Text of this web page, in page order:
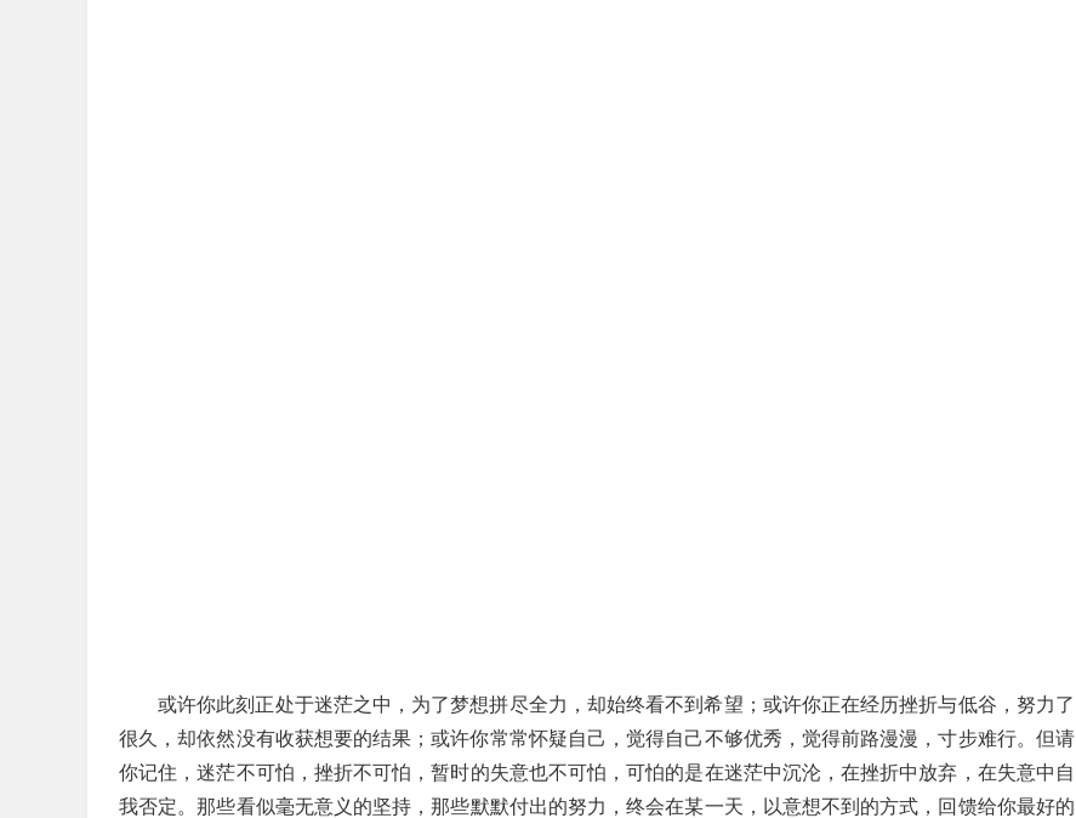
或许你此刻正处于迷茫之中，为了梦想拼尽全力，却始终看不到希望；或许你正在经历挫折与低谷，努力了
很久，却依然没有收获想要的结果；或许你常常怀疑自己，觉得自己不够优秀，觉得前路漫漫，寸步难行。但请
你记住，迷茫不可怕，挫折不可怕，暂时的失意也不可怕，可怕的是在迷茫中沉沦，在挫折中放弃，在失意中自
我否定。那些看似毫无意义的坚持，那些默默付出的努力，终会在某一天，以意想不到的方式，回馈给你最好的